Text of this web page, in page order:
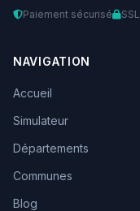
Paiement sécurisé SSL
NAVIGATION
Accueil
Simulateur
Départements
Communes
Blog